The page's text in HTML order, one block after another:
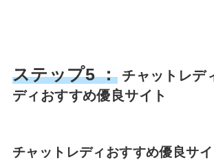
ステップ5 ：チャットレデ
ディおすすめ優良サイト
チャットレディおすすめ優良サイ